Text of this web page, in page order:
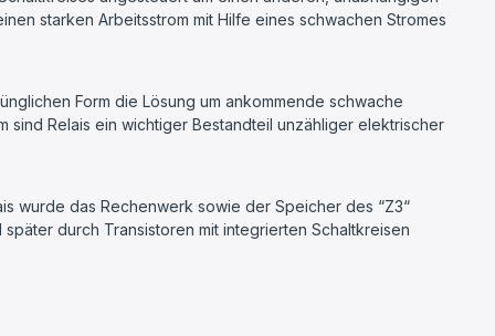
starken Arbeitsstrom mit Hilfe eines schwachen Stromes
Form die Lösung um ankommende schwache
Relais ein wichtiger Bestandteil unzähliger elektrischer
wurde das Rechenwerk sowie der Speicher des “Z3“
durch Transistoren mit integrierten Schaltkreisen